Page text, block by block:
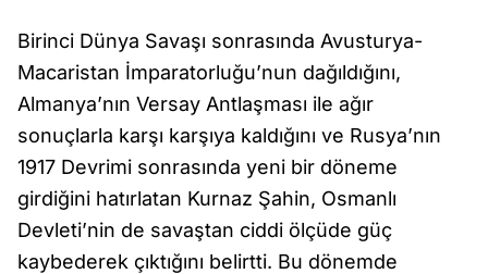
Birinci Dünya Savaşı sonrasında Avusturya-
Macaristan İmparatorluğu’nun dağıldığını,
Almanya’nın Versay Antlaşması ile ağır
sonuçlarla karşı karşıya kaldığını ve Rusya’nın
1917 Devrimi sonrasında yeni bir döneme
girdiğini hatırlatan Kurnaz Şahin, Osmanlı
Devleti’nin de savaştan ciddi ölçüde güç
kaybederek çıktığını belirtti. Bu dönemde